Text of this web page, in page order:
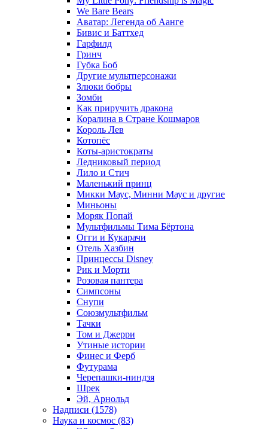
We Bare Bears
Аватар: Легенда об Аанге
Бивис и Баттхед
Гарфилд
Гринч
Губка Боб
Другие мультперсонажи
Злюки бобры
Зомби
Как приручить дракона
Коралина в Стране Кошмаров
Король Лев
Котопёс
Коты-аристократы
Ледниковый период
Лило и Стич
Маленький принц
Микки Маус, Минни Маус и другие
Миньоны
Моряк Попай
Мультфильмы Тима Бёртона
Огги и Кукарачи
Отель Хазбин
Принцессы Disney
Рик и Морти
Розовая пантера
Симпсоны
Снупи
Союзмультфильм
Тачки
Том и Джерри
Утиные истории
Финес и Ферб
Футурама
Черепашки-ниндзя
Шрек
Эй, Арнольд
Надписи (1578)
Наука и космос (83)